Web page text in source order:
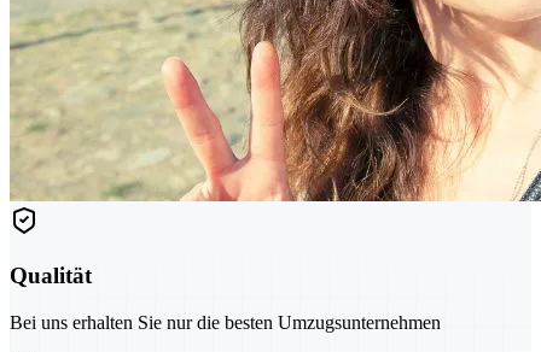
Qualität
Bei uns erhalten Sie nur die besten Umzugsunternehmen